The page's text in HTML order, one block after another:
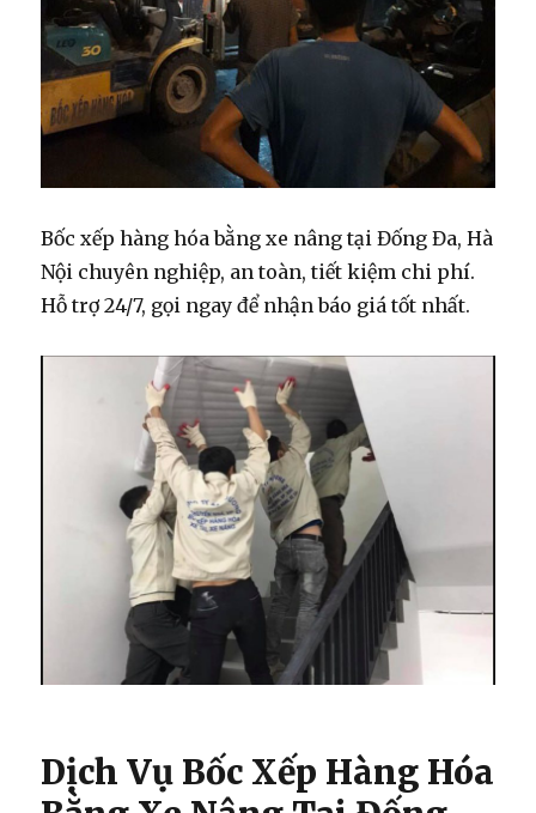
Bốc xếp hàng hóa bằng xe nâng tại Đống Đa, Hà
Nội chuyên nghiệp, an toàn, tiết kiệm chi phí.
Hỗ trợ 24/7, gọi ngay để nhận báo giá tốt nhất.
Dịch Vụ Bốc Xếp Hàng Hóa